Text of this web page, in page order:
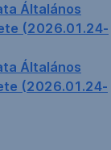
Általános
(2026.01.24-
Általános
(2026.01.24-